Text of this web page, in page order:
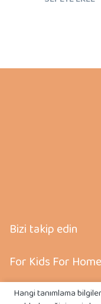
Bizi takip edin
For Kids For Home
Sözleşmeler
Hangi tanımlama